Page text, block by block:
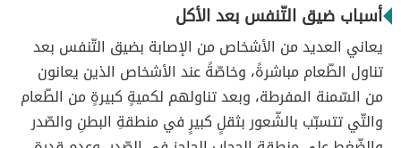
أسباب ضيق التّنفس بعد الأكل
يعاني العديد من الأشخاص من الإصابة بضيق التّنفس بعد
تناول الطّعام مباشرةً، وخاصّةً عند الأشخاص الذين يعانون
من السّمنة المفرطة، وبعد تناولهم لكميةٍ كبيرةٍ من الطّعام
والتّي تتسبّب بالشّعور بثقلٍ كبيرٍ في منطقةِ البطنِ والصّدر